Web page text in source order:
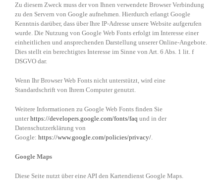
Zu diesem Zweck muss der von Ihnen verwendete Browser Verbindung
zu den Servern von Google aufnehmen. Hierdurch erlangt Google
Kenntnis darüber, dass über Ihre IP-Adresse unsere Website aufgerufen
wurde. Die Nutzung von Google Web Fonts erfolgt im Interesse einer
einheitlichen und ansprechenden Darstellung unserer Online-Angebote.
Dies stellt ein berechtigtes Interesse im Sinne von Art. 6 Abs. 1 lit. f
DSGVO dar.
Wenn Ihr Browser Web Fonts nicht unterstützt, wird eine
Standardschrift von Ihrem Computer genutzt.
Weitere Informationen zu Google Web Fonts finden Sie
unterhttps://developers.google.com/fonts/faq und in der
Datenschutzerklärung von
Google: https://www.google.com/policies/privacy/
Google Maps
Diese Seite nutzt über eine API den Kartendienst Google Maps.